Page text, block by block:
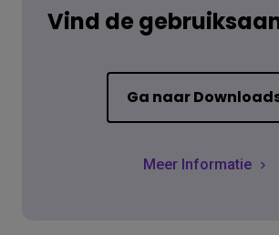
Vind de
Ga naar
Meer Informatie